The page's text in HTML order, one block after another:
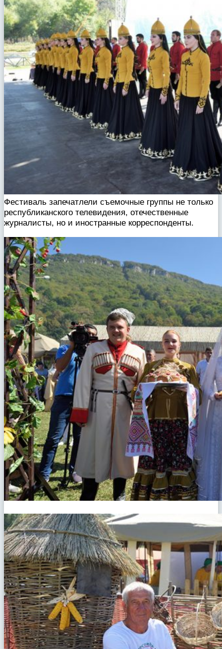
Фестиваль запечатлели съемочные группы не только
республиканского телевидения, отечественные
журналисты, но и иностранные корреспонденты.